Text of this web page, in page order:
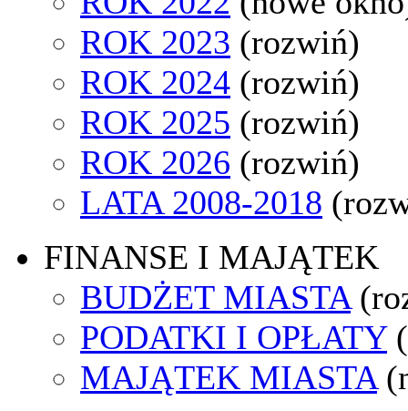
ROK 2023 (rozwiń)
ROK 2024 (rozwiń)
ROK 2025 (rozwiń)
ROK 2026 (rozwiń)
LATA 2008-2018
FINANSE I MAJĄTEK
BUDŻET MIASTA
PODATKI I OPŁATY
MAJĄTEK MIASTA